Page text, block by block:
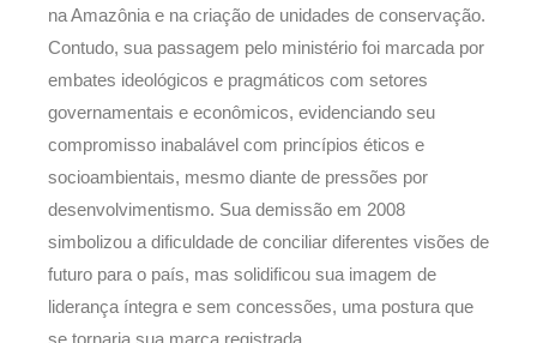
na Amazônia e na criação de unidades de conservação.
Contudo, sua passagem pelo ministério foi marcada por
embates ideológicos e pragmáticos com setores
governamentais e econômicos, evidenciando seu
compromisso inabalável com princípios éticos e
socioambientais, mesmo diante de pressões por
desenvolvimentismo. Sua demissão em 2008
simbolizou a dificuldade de conciliar diferentes visões de
futuro para o país, mas solidificou sua imagem de
liderança íntegra e sem concessões, uma postura que
se tornaria sua marca registrada.